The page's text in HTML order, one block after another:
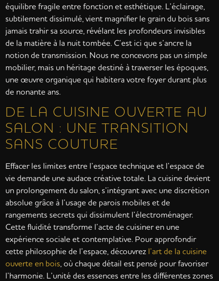
équilibre fragile entre fonction et esthétique. L’éclairage,
subtilement dissimulé, vient magnifier le grain du bois sans
jamais trahir sa source, révélant les profondeurs invisibles
de la matière à la nuit tombée. C’est ici que s’ancre la
notion de transmission. Nous ne concevons pas un simple
mobilier, mais un héritage destiné à traverser les époques,
une œuvre organique qui habitera votre foyer durant plus
de nonante ans.
DE LA CUISINE OUVERTE AU
SALON : UNE TRANSITION
SANS COUTURE
Effacer les limites entre l’espace technique et l’espace de
vie demande une audace créative totale. La cuisine devient
un prolongement du salon, s’intégrant avec une discrétion
absolue grâce à l’usage de parois mobiles et de
rangements secrets qui dissimulent l’électroménager.
Cette fluidité transforme l’acte de cuisiner en une
expérience sociale et contemplative. Pour approfondir
cette philosophie de l’espace, découvrez l’art de la cuisine
ouverte en bois , où chaque détail est pensé pour favoriser
l’harmonie. L’unité des essences entre les différentes zones